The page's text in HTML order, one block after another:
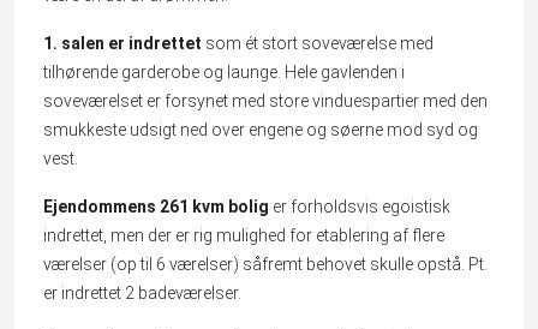
1. salen er indrettet som ét stort soveværelse med
tilhørende garderobe og launge. Hele gavlenden i
soveværelset er forsynet med store vinduespartier med den
smukkeste udsigt ned over engene og søerne mod syd og
vest.
Ejendommens 261 kvm bolig er forholdsvis egoistisk
indrettet, men der er rig mulighed for etablering af flere
værelser (op til 6 værelser) såfremt behovet skulle opstå. Pt.
er indrettet 2 badeværelser.